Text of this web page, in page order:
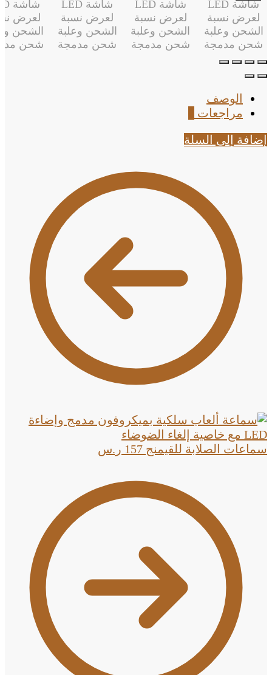
الوصف
مراجعات
إضافة إلى السلة
سماعات الصلابة للقيمنج 157 ر.س